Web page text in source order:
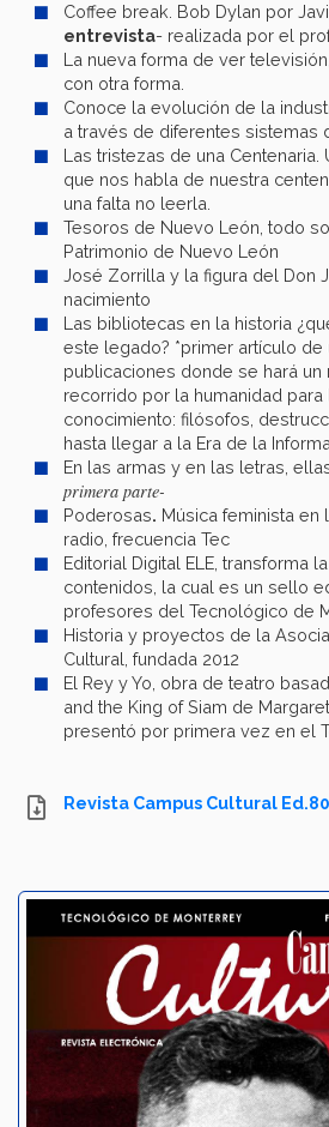
Coffee break. Bob Dylan por
entrevista- realizada por el
La nueva forma de ver
con otra forma.
Conoce la evolución de la
a través de diferentes sistemas
Las tristezas de una
que nos habla de nuestra
una falta no leerla.
Tesoros de Nuevo León, todo
Patrimonio de Nuevo León
José Zorrilla y la figura del Don
nacimiento
Las bibliotecas en la historia
este legado? *primer artículo de
publicaciones donde se hará
recorrido por la humanidad
conocimiento: filósofos,
hasta llegar a la Era de la
En las armas y en las letras,
primera parte-
Poderosas. Música feminista en
radio, frecuencia Tec
Editorial Digital ELE, transforma
contenidos, la cual es un sello
profesores del Tecnológico de
Historia y proyectos de la
Cultural, fundada 2012
El Rey y Yo, obra de teatro
and the King of Siam de
presentó por primera vez en el
Revista Campus Cultural Ed.80